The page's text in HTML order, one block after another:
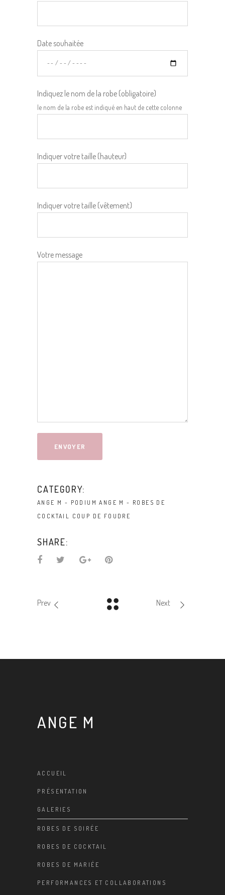
Date souhaitée
Indiquez le nom de la robe (obligatoire)
le nom de la robe est indiqué en haut de cette colonne
Indiquer votre taille (hauteur)
Indiquer votre taille (vêtement)
Votre message
CATEGORY:
ANGE M - PODIUM ANGE M - ROBES DE
COCKTAIL COUP DE FOUDRE
SHARE:
Prev Next
ANGE M
ACCUEIL
PRÉSENTATION
GALERIES
ROBES DE SOIRÉE
ROBES DE COCKTAIL
ROBES DE MARIÉE
PERFORMANCES ET COLLABORATIONS